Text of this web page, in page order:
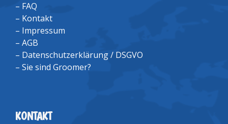
– FAQ
– Kontakt
– Impressum
– AGB
– Datenschutzerklärung / DSGVO
– Sie sind Groomer?
KONTAKT